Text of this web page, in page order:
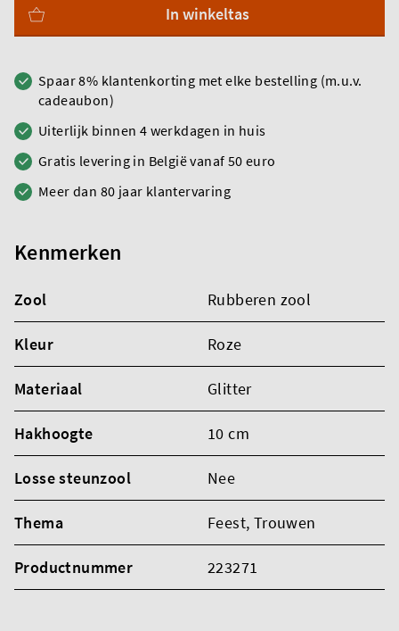
In winkeltas
Spaar 8% klantenkorting met elke bestelling (m.u.v.
cadeaubon)
Uiterlijk binnen 4 werkdagen in huis
Gratis levering in België vanaf 50 euro
Meer dan 80 jaar klantervaring
Kenmerken
Zool Rubberen zool
Kleur Roze
Materiaal Glitter
Hakhoogte 10 cm
Losse steunzool Nee
Thema Feest, Trouwen
Productnummer 223271